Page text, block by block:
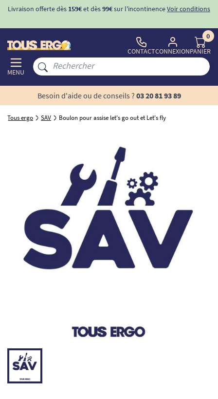
Livraison offerte dès 159€et dès99€sur l'incontinenceVoir conditions
MENU
CONTACTCONNEXION
0
PANIER
Besoin d'aide ou de conseils ? 03 20 81 93 89
Tous ergo SAV Boulon pour assise let's go out et Let's fly